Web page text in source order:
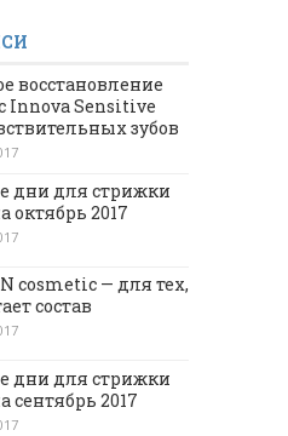
восстановление
Innova Sensitive
зубов
дни для стрижки
октябрь 2017
cosmetic — для тех,
состав
дни для стрижки
сентябрь 2017